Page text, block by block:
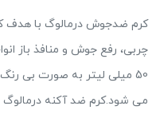
کرم ضدجوش درمالوگ با هدف
چربی، رفع جوش و منافذ باز
50 میلی لیتر به صورت بی رنگ
می شود.کرم ضد آکنه درمالوگ